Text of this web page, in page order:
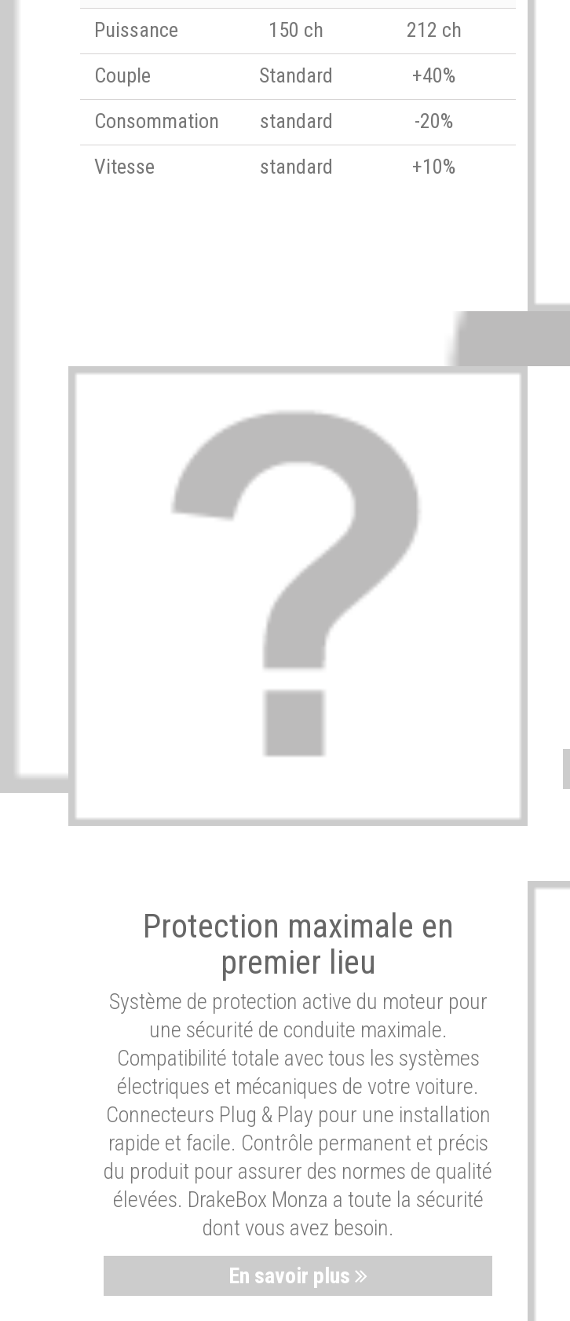
Puissance
150 ch
212 ch
Couple
Standard
+40%
Consommation
standard
-20%
Vitesse
standard +10%
Protection maximale en
premier lieu
Système de protection active du moteur pour
une sécurité de conduite maximale.
Compatibilité totale avec tous les systèmes
électriques et mécaniques de votre voiture.
Connecteurs Plug & Play pour une installation
rapide et facile. Contrôle permanent et précis
du produit pour assurer des normes de qualité
élevées. DrakeBox Monza a toute la sécurité
dont vous avez besoin.
En savoir plus